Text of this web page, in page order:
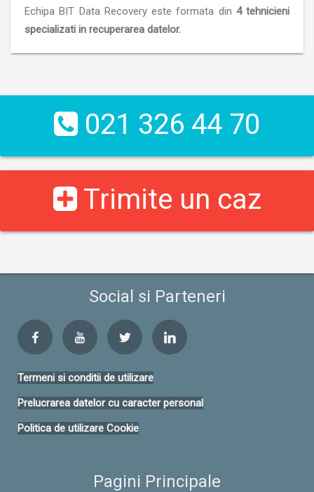
Echipa BIT Data Recovery este formata din 4 tehnicieni
specializati in recuperarea datelor.
021 326 44 70
Trimite un caz
Social si Parteneri
Termeni si conditii de utilizare
Prelucrarea datelor cu caracter personal
Politica de utilizare Cookie
Pagini Principale